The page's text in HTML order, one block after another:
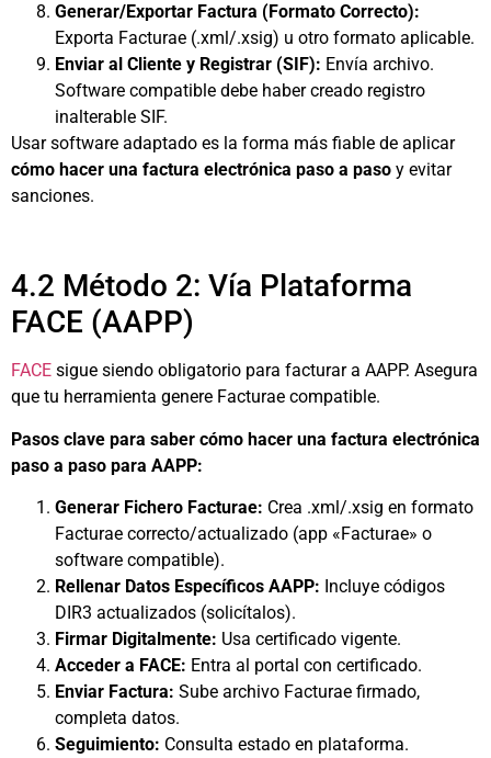
Generar/Exportar Factura (Formato Correcto):
Exporta Facturae (.xml/.xsig) u otro formato aplicable.
Enviar al Cliente y Registrar (SIF): Envía archivo.
Software compatible debe haber creado registro
inalterable SIF.
Usar software adaptado es la forma más fiable de aplicar
cómo hacer una factura electrónica paso a paso y evitar
sanciones.
4.2 Método 2: Vía Plataforma
FACE (AAPP)
FACE sigue siendo obligatorio para facturar a AAPP. Asegura
que tu herramienta genere Facturae compatible.
Pasos clave para saber cómo hacer una factura electrónica
paso a paso para AAPP:
Generar Fichero Facturae: Crea .xml/.xsig en formato
Facturae correcto/actualizado (app «Facturae» o
software compatible).
Rellenar Datos Específicos AAPP: Incluye códigos
DIR3 actualizados (solicítalos).
Firmar Digitalmente: Usa certificado vigente.
Acceder a FACE: Entra al portal con certificado.
Enviar Factura: Sube archivo Facturae firmado,
completa datos.
Seguimiento: Consulta estado en plataforma.